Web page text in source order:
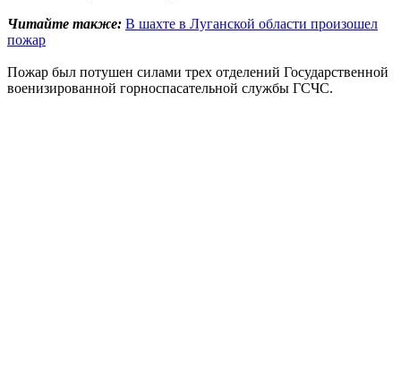
Читайте также: В шахте в Луганской области произошел
пожар
Пожар был потушен силами трех отделений Государственной
военизированной горноспасательной службы ГСЧС.